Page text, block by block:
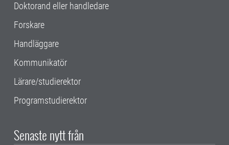
Doktorand eller handledare
Forskare
Handläggare
Kommunikatör
Lärare/studierektor
Programstudierektor
Senaste nytt från